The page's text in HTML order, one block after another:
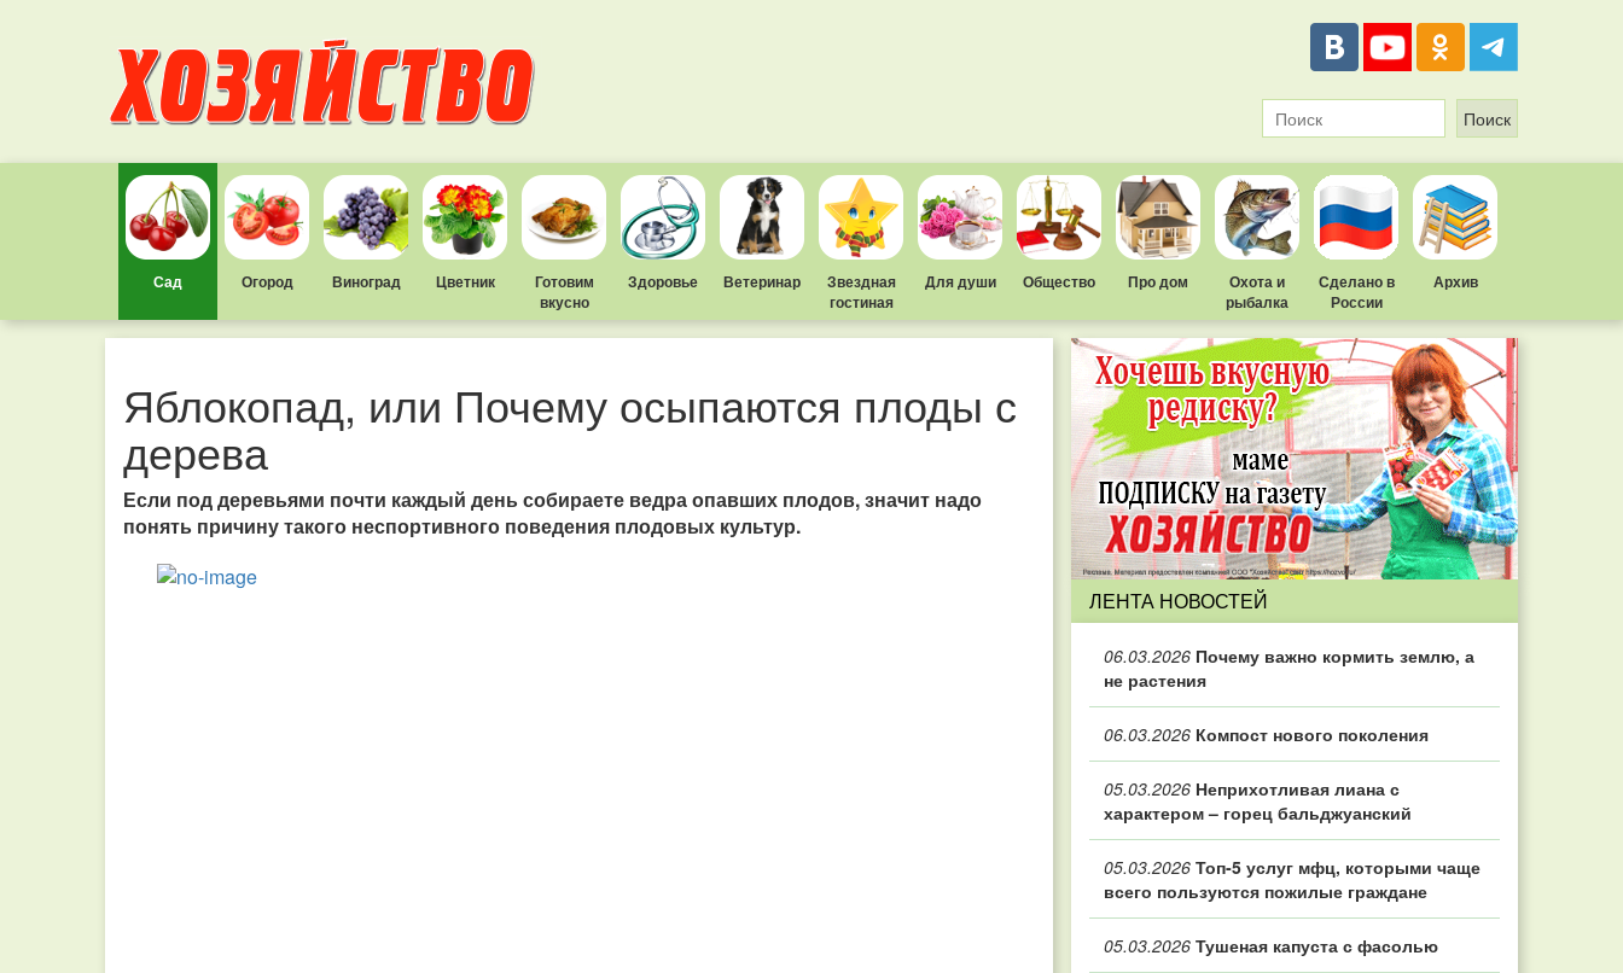
Сад Огород Виноград Цветник
Готовим
вкусно
Здоровье Ветеринар
Звездная
гостиная
Для души Общество Про дом
Охота и
рыбалка
Сделано в
России
Архив
Яблокопад, или Почему осыпаются плоды с
дерева
Если под деревьями почти каждый день собираете ведра опавших плодов, значит надо
понять причину такого неспортивного поведения плодовых культур.
ЛЕНТА НОВОСТЕЙ
06.03.2026 Почему важно кормить землю, а
не растения
06.03.2026 Компост нового поколения
05.03.2026 Неприхотливая лиана с
характером – горец бальджуанский
05.03.2026 Топ‑5 услуг мфц, которыми чаще
всего пользуются пожилые граждане
05.03.2026 Тушеная капуста с фасолью